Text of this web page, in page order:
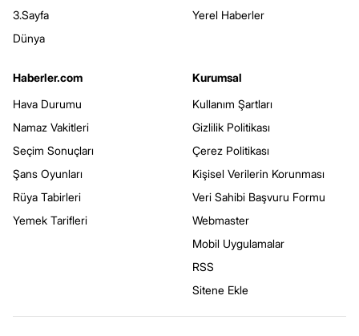
3.Sayfa
Dünya
Yerel Haberler
Haberler.com
Hava Durumu
Namaz Vakitleri
Seçim Sonuçları
Şans Oyunları
Rüya Tabirleri
Yemek Tarifleri
Kurumsal
Kullanım Şartları
Gizlilik Politikası
Çerez Politikası
Kişisel Verilerin Korunması
Veri Sahibi Başvuru Formu
Webmaster
Mobil Uygulamalar
RSS
Sitene Ekle